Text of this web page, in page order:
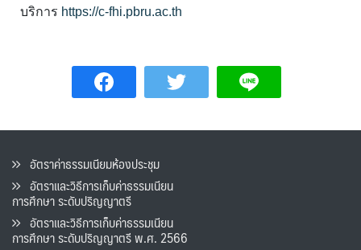
บริการ https://c-fhi.pbru.ac.th
อัตราค่าธรรมเนียมห้องประชุม
อัตราและวิธีการเก็บค่าธรรมเนียน
การศึกษา ระดับปริญญาตรี
อัตราและวิธีการเก็บค่าธรรมเนียน
การศึกษา ระดับปริญญาตรี พ.ศ. 2566